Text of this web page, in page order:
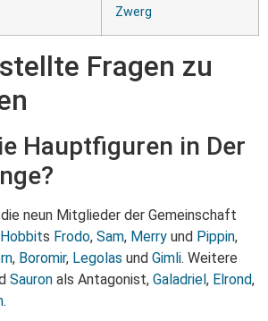
Zwerg
Fragen zu
Hauptfiguren in Der
neun Mitglieder der Gemeinschaft
Hobbits Frodo, Sam, Merry und Pippin,
, Boromir, Legolas und Gimli. Weitere
Sauron als Antagonist, Galadriel, Elrond,
.